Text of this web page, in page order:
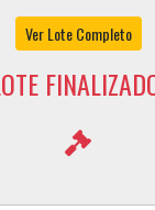
Ver Lote Completo